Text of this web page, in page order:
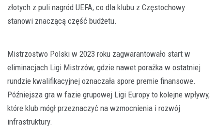
złotych z puli nagród UEFA, co dla klubu z Częstochowy
stanowi znaczącą część budżetu.
Mistrzostwo Polski w 2023 roku zagwarantowało start w
eliminacjach Ligi Mistrzów, gdzie nawet porażka w ostatniej
rundzie kwalifikacyjnej oznaczała spore premie finansowe.
Późniejsza gra w fazie grupowej Ligi Europy to kolejne wpływy,
które klub mógł przeznaczyć na wzmocnienia i rozwój
infrastruktury.